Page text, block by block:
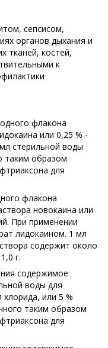
сепсисом,
органов дыхания и
тканей, костей,
к
флакона
или 0,25 % -
стерильной воды
таким образом
для
флакона
новокаина или
При применении
лидокаином. 1 мл
содержит около
г.
содержимое
воды для
или 5 %
таким образом
для